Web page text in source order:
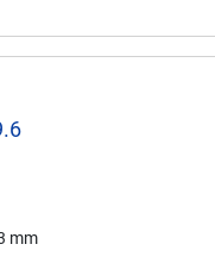
mm